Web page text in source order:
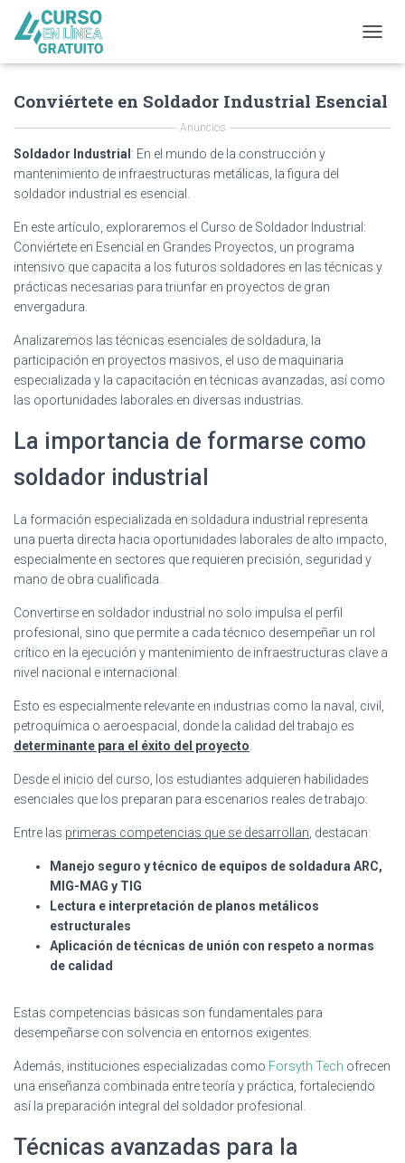
O
G
E
I
Conviértete en Soldador Industrial Esencial
Anúncios
Soldador Industrial : En el mundo de la construcción y
mantenimiento de infraestructuras metálicas, la figura del
soldador industrial es esencial.
En este artículo, exploraremos el Curso de Soldador Industrial:
Conviértete en Esencial en Grandes Proyectos, un programa
intensivo que capacita a los futuros soldadores en las técnicas y
prácticas necesarias para triunfar en proyectos de gran
envergadura.
Analizaremos las técnicas esenciales de soldadura, la
participación en proyectos masivos, el uso de maquinaria
especializada y la capacitación en técnicas avanzadas, así como
las oportunidades laborales en diversas industrias.
La importancia de formarse como
soldador industrial
La formación especializada en soldadura industrial representa
una puerta directa hacia oportunidades laborales de alto impacto,
especialmente en sectores que requieren precisión, seguridad y
mano de obra cualificada.
Convertirse en soldador industrial no solo impulsa el perfil
profesional, sino que permite a cada técnico desempeñar un rol
crítico en la ejecución y mantenimiento de infraestructuras clave a
nivel nacional e internacional.
Esto es especialmente relevante en industrias como la naval, civil,
petroquímica o aeroespacial, donde la calidad del trabajo es
determinante para el éxito del proyecto
Desde el inicio del curso, los estudiantes adquieren habilidades
esenciales que los preparan para escenarios reales de trabajo.
Entre las primeras competencias que se desarrollan , destacan:
Manejo seguro y técnico de equipos de soldadura ARC,
MIG-MAG y TIG
Lectura e interpretación de planos metálicos
estructurales
Aplicación de técnicas de unión con respeto a normas
de calidad
Estas competencias básicas son fundamentales para
desempeñarse con solvencia en entornos exigentes.
Además, instituciones especializadas como Forsyth Tech ofrecen
una enseñanza combinada entre teoría y práctica, fortaleciendo
así la preparación integral del soldador profesional.
Técnicas avanzadas para la